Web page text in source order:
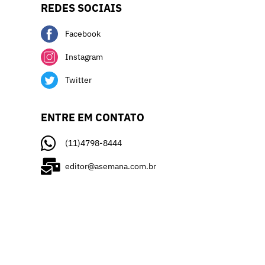
REDES SOCIAIS
Facebook
Instagram
Twitter
ENTRE EM CONTATO
(11)4798-8444
editor@asemana.com.br